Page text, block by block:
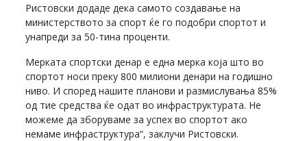
Ристовски додаде дека самото создавање на
министерството за спорт ќе го подобри спортот и
унапреди за 50-тина проценти.
Мерката спортски денар е една мерка која што во
спортот носи преку 800 милиони денари на годишно
ниво. И според нашите планови и размислувања 85%
од тие средства ќе одат во инфраструктурата. Не
можеме да зборуваме за успех во спортот ако
немаме инфраструктура“, заклучи Ристовски.